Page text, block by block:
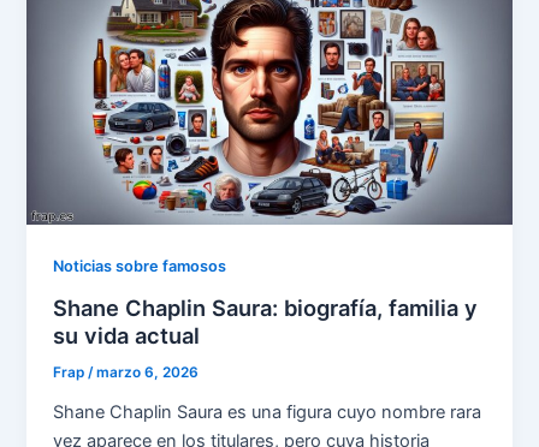
Noticias sobre famosos
Shane Chaplin Saura: biografía, familia y
su vida actual
Frap /marzo 6, 2026
Shane Chaplin Saura es una figura cuyo nombre rara
vez aparece en los titulares, pero cuya historia